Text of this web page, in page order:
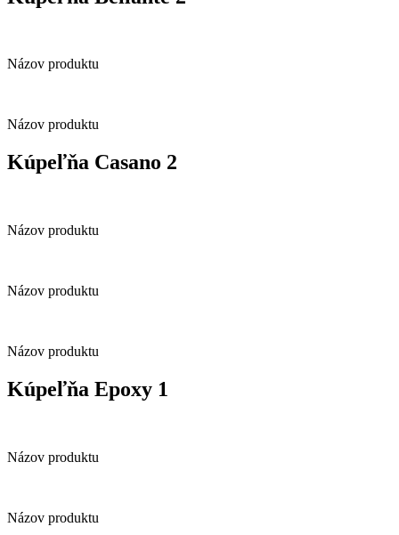
Názov produktu
Názov produktu
Kúpeľňa Casano 2
Názov produktu
Názov produktu
Názov produktu
Kúpeľňa Epoxy 1
Názov produktu
Názov produktu